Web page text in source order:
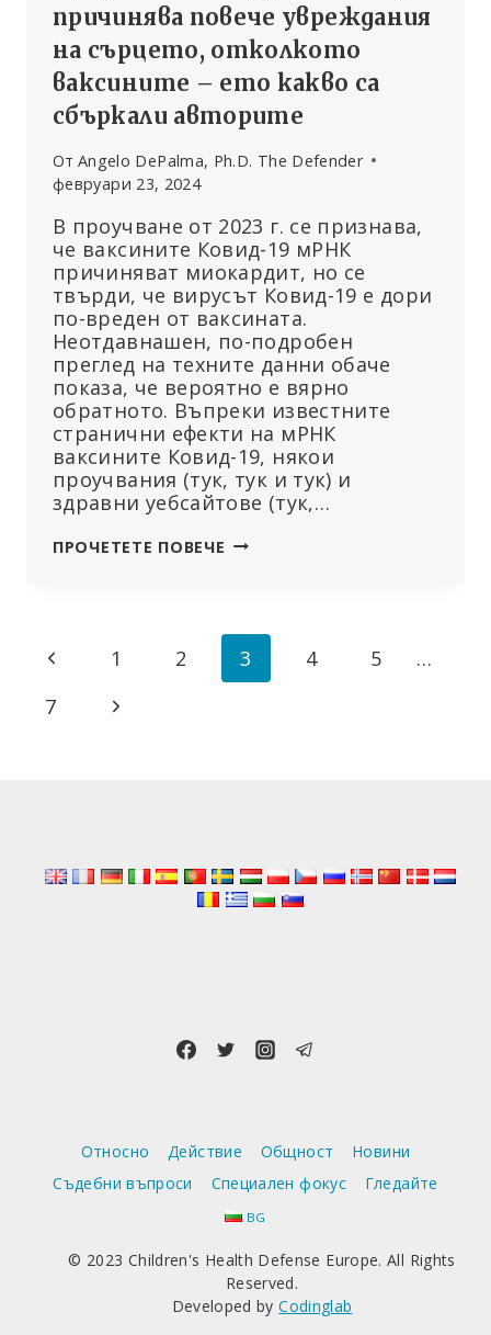
причинява повече увреждания
на сърцето, отколкото
ваксините – ето какво са
сбъркали авторите
От Angelo DePalma, Ph.D. The Defender
февруари 23, 2024
В проучване от 2023 г. се признава,
че ваксините Ковид-19 мРНК
причиняват миокардит, но се
твърди, че вирусът Ковид-19 е дори
по-вреден от ваксината.
Неотдавнашен, по-подробен
преглед на техните данни обаче
показа, че вероятно е вярно
обратното. Въпреки известните
странични ефекти на мРНК
ваксините Ковид-19, някои
проучвания (тук, тук и тук) и
здравни уебсайтове (тук,…
ПРОЧЕТЕТЕ ПОВЕЧЕ ПРОУЧВАНЕ
ПРИЧИНЯВА
ПОВЕЧЕ
УВРЕЖДАНИЯ
СА
СБЪРКАЛИ
АВТОРИТЕ
Навигация
на
Предишна
страница
1 2 3 4 5
…
7
Следваща
Относно Действие Общност
Новини
Съдебни въпроси
Специален фокус Гледайте
BG
© 2023 Children's Health Defense Europe. All Rights
Reserved.
Developed byCodinglab